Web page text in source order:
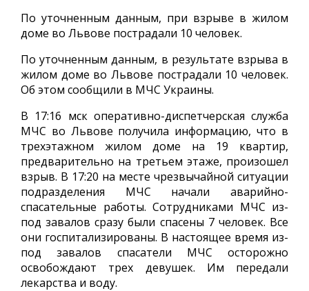
По уточненным данным, при взрыве в жилом
доме во Львове пострадали 10 человек.
По уточненным данным, в результате взрыва в
жилом доме во Львове пострадали 10 человек.
Об этом сообщили в МЧС Украины.
В 17:16 мск оперативно-диспетчерская служба
МЧС во Львове получила информацию, что в
трехэтажном жилом доме на 19 квартир,
предварительно на третьем этаже, произошел
взрыв. В 17:20 на месте чрезвычайной ситуации
подразделения МЧС начали аварийно-
спасательные работы. Сотрудниками МЧС из-
под завалов сразу были спасены 7 человек. Все
они госпитализированы. В настоящее время из-
под завалов спасатели МЧС осторожно
освобождают трех девушек. Им передали
лекарства и воду.